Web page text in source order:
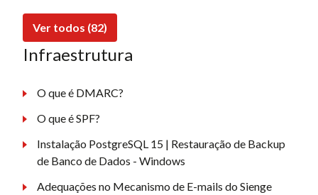
Ver todos (82)
Infraestrutura
O que é DMARC?
O que é SPF?
Instalação PostgreSQL 15 | Restauração de Backup
de Banco de Dados - Windows
Adequações no Mecanismo de E-mails do Sienge